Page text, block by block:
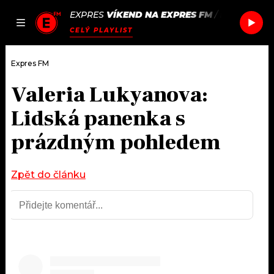
JAK
SEZNAM.CZ
EXPRES VÍKEND NA EXPRES FM/ EDITORS
CELÝ PLAYLIST
DOMŮ
ČLÁNKY
HUDBA
ROZHOVORY
Expres FM
Valeria Lukyanova:
Lidská panenka s
prázdným pohledem
Zpět do článku